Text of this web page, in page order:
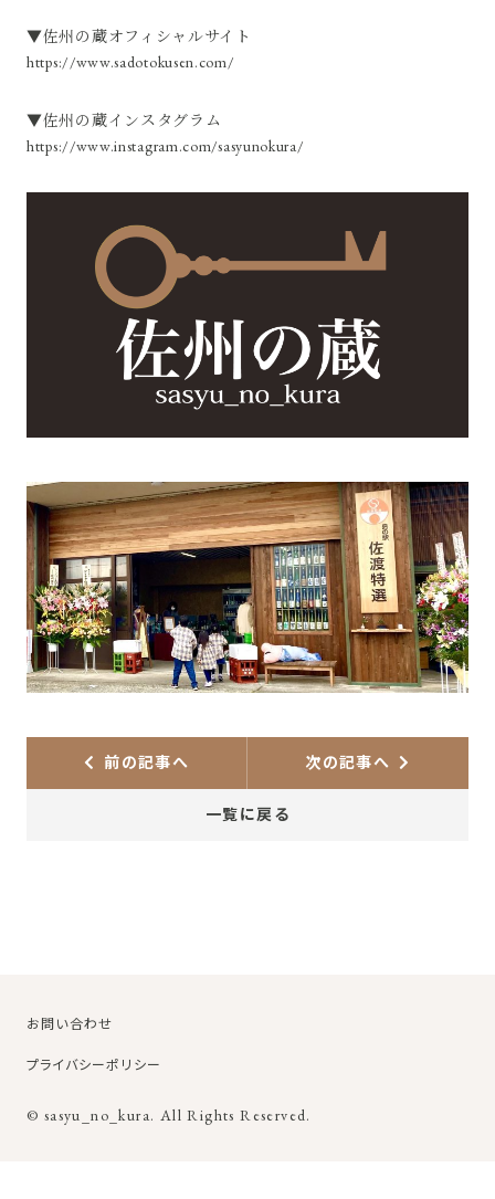
▼佐州の蔵オフィシャルサイト
https://www.sadotokusen.com/
▼佐州の蔵インスタグラム
https://www.instagram.com/sasyunokura/
前の記事へ
一覧に戻る
次の記事へ
お問い合わせ
プライバシーポリシー
© sasyu_no_kura. All Rights Reserved.